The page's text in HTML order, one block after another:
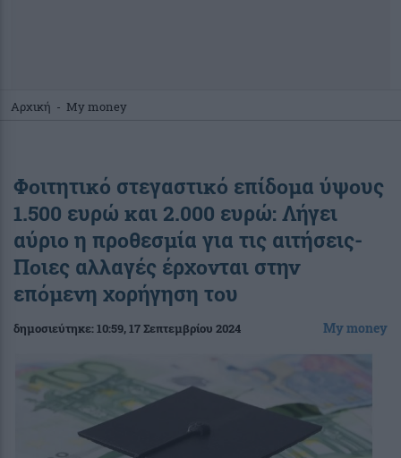
Αρχική - My money
Φοιτητικό στεγαστικό επίδομα ύψους
1.500 ευρώ και 2.000 ευρώ: Λήγει
αύριο η προθεσμία για τις αιτήσεις-
Ποιες αλλαγές έρχονται στην
επόμενη χορήγηση του
δημοσιεύτηκε:10:59, 17 Σεπτεμβρίου 2024 My money